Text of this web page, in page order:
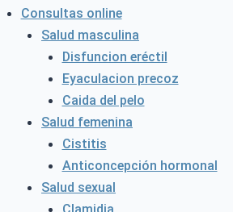
Consultas online
Salud masculina
Disfuncion eréctil
Eyaculacion precoz
Caida del pelo
Salud femenina
Cistitis
Anticoncepción hormonal
Salud sexual
Clamidia